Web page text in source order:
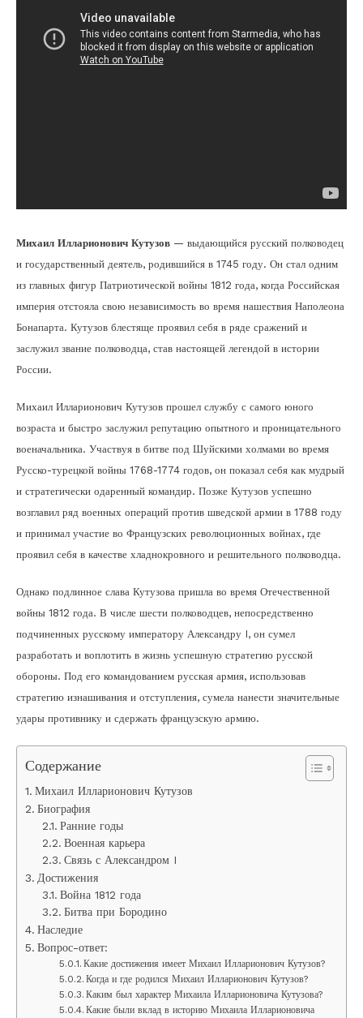
Михаил Илларионович Кутузов — выдающийся русский полководец
и государственный деятель, родившийся в 1745 году. Он стал одним
из главных фигур Патриотической войны 1812 года, когда Российская
империя отстояла свою независимость во время нашествия Наполеона
Бонапарта. Кутузов блестяще проявил себя в ряде сражений и
заслужил звание полководца, став настоящей легендой в истории
России.
Михаил Илларионович Кутузов прошел службу с самого юного
возраста и быстро заслужил репутацию опытного и проницательного
военачальника. Участвуя в битве под Шуйскими холмами во время
Русско-турецкой войны 1768-1774 годов, он показал себя как мудрый
и стратегически одаренный командир. Позже Кутузов успешно
возглавил ряд военных операций против шведской армии в 1788 году
и принимал участие во Французских революционных войнах, где
проявил себя в качестве хладнокровного и решительного полководца.
Однако подлинное слава Кутузова пришла во время Отечественной
войны 1812 года. В числе шести полководцев, непосредственно
подчиненных русскому императору Александру I, он сумел
разработать и воплотить в жизнь успешную стратегию русской
обороны. Под его командованием русская армия, использовав
стратегию изнашивания и отступления, сумела нанести значительные
удары противнику и сдержать французскую армию.
Содержание
Михаил Илларионович Кутузов
Биография
Ранние годы
Военная карьера
Связь с Александром I
Достижения
Война 1812 года
Битва при Бородино
Наследие
Вопрос-ответ:
Какие достижения имеет Михаил Илларионович Кутузов?
Когда и где родился Михаил Илларионович Кутузов?
Каким был характер Михаила Илларионовича Кутузова?
Какие были вклад в историю Михаила Илларионовича